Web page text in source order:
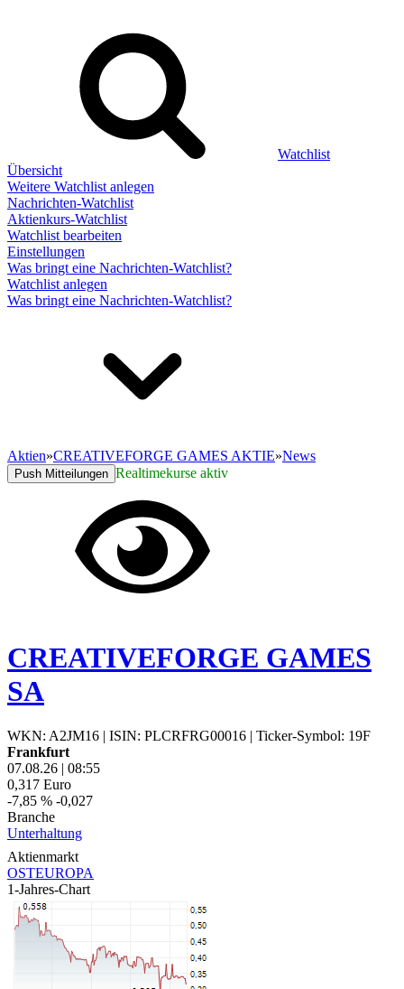
Watchlist
Übersicht
Weitere Watchlist anlegen
Nachrichten-Watchlist
Aktienkurs-Watchlist
Watchlist bearbeiten
Einstellungen
Was bringt eine Nachrichten-Watchlist?
Watchlist anlegen
Was bringt eine Nachrichten-Watchlist?
Aktien»CREATIVEFORGE GAMES AKTIE»News
Push Mitteilungen Realtimekurse aktiv
CREATIVEFORGE GAMES
SA
WKN: A2JM16 | ISIN: PLCRFRG00016 | Ticker-Symbol: 19F
Frankfurt
07.08.26 | 08:55
0,317 Euro
-7,85 % -0,027
Branche
Unterhaltung
Aktienmarkt
OSTEUROPA
1-Jahres-Chart